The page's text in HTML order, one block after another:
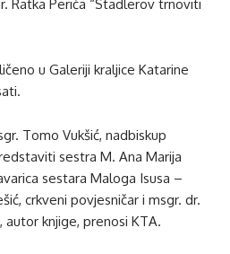
Ratka Perića “Stadlerov trnoviti
u Galeriji kraljice Katarine
Tomo Vukšić, nadbiskup
sestra M. Ana Marija
sestara Maloga Isusa –
crkveni povjesničar i msgr. dr.
autor knjige, prenosi KTA.